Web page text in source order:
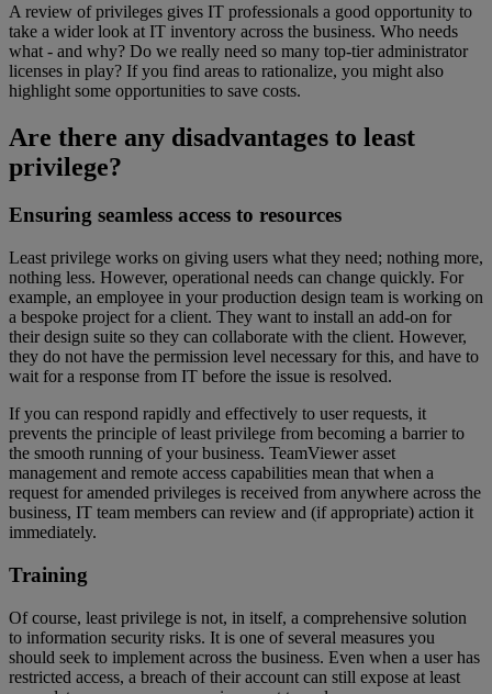
A review of privileges gives IT professionals a good opportunity to
take a wider look at IT inventory across the business. Who needs
what - and why? Do we really need so many top-tier administrator
licenses in play? If you find areas to rationalize, you might also
highlight some opportunities to save costs.
Are there any disadvantages to least
privilege?
Ensuring seamless access to resources
Least privilege works on giving users what they need; nothing more,
nothing less. However, operational needs can change quickly. For
example, an employee in your production design team is working on
a bespoke project for a client. They want to install an add-on for
their design suite so they can collaborate with the client. However,
they do not have the permission level necessary for this, and have to
wait for a response from IT before the issue is resolved.
If you can respond rapidly and effectively to user requests, it
prevents the principle of least privilege from becoming a barrier to
the smooth running of your business. TeamViewer asset
management and remote access capabilities mean that when a
request for amended privileges is received from anywhere across the
business, IT team members can review and (if appropriate) action it
immediately.
Training
Of course, least privilege is not, in itself, a comprehensive solution
to information security risks. It is one of several measures you
should seek to implement across the business. Even when a user has
restricted access, a breach of their account can still expose at least